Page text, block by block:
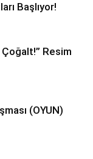
Başlıyor!
Çoğalt!” Resim
(OYUN)